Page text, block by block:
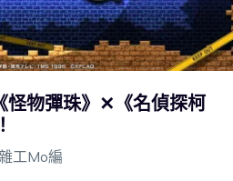
怪物彈珠》✕《名偵探柯
工Mo編